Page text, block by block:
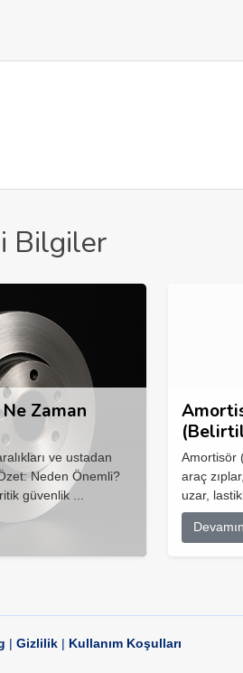
Bilgiler
Zaman
ve ustadan
Neden Önemli?
güvenlik ...
Amortisör
araç
uzar,
| Gizlilik| Kullanım Koşulları